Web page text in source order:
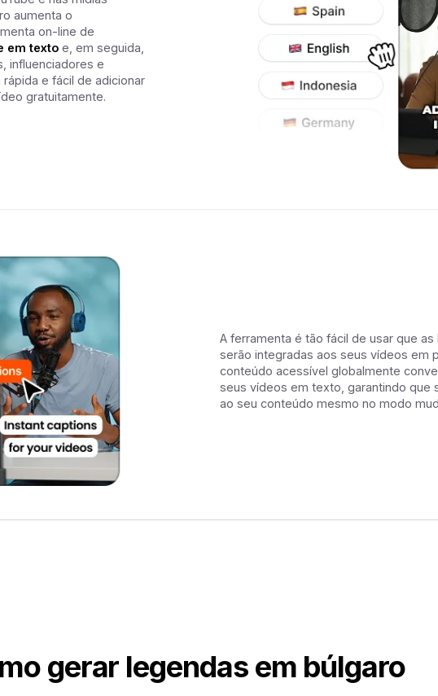
aumenta o
on-line de
em textoe, em seguida,
influenciadores e
e fácil de adicionar
gratuitamente.
A ferramenta é tão fácil de usar que
serão integradas aos seus vídeos em
conteúdo acessível globalmente
seus vídeos em texto, garantindo que
ao seu conteúdo mesmo no modo
gerar legendas em búlgaro